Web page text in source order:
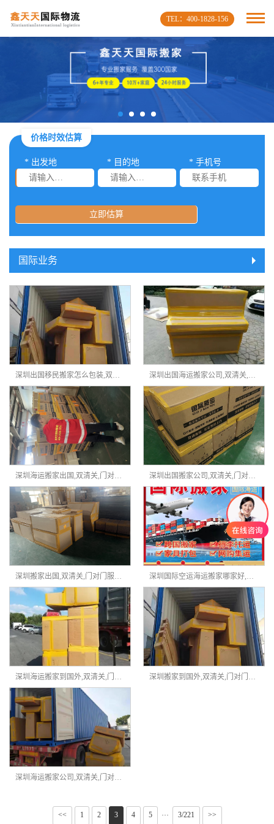
TEL：400-1828-156
价格时效估算
* 出发地 * 目的地 * 手机号
立即估算
国际业务
深圳出国移民搬家怎么包装,双清关,门对门服务-鑫天天国际搬家 深圳出国海运搬家公司,双清关,门对门服务-鑫天天国际搬家
深圳海运搬家出国,双清关,门对门服务-鑫天天国际搬家 深圳出国搬家公司,双清关,门对门服务-鑫天天国际搬家
深圳搬家出国,双清关,门对门服务-鑫天天国际搬家 深圳国际空运海运搬家哪家好,双清关,门对门服务-鑫天天国际搬家
深圳海运搬家到国外,双清关,门对门服务-鑫天天国际搬家 深圳搬家到国外,双清关,门对门服务-鑫天天国际搬家
深圳海运搬家公司,双清关,门对门服务-鑫天天国际搬家
<< 1 2 3 4 5 ··· 3/221 >>